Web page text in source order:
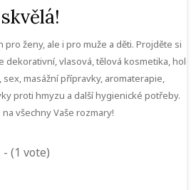
ženy, ale i pro muže a děti. Projděte si
dekorativní, vlasová, tělová kosmetika,
masážní přípravky, aromaterapie,
proti hmyzu a další hygienické potřeby.
všechny Vaše rozmary!
- (1 vote)